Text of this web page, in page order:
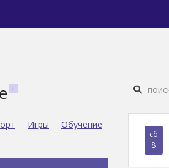
Игры
Обучение
сб
8